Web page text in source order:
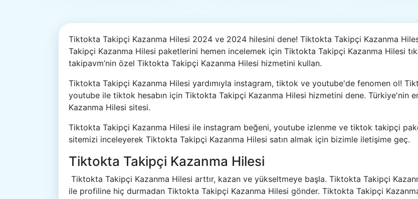
Tiktokta Takipçi Kazanma Hilesi 2024 ve 2024 hilesini dene! Tiktokta Takipçi Kazanma
Takipçi Kazanma Hilesi paketlerini hemen incelemek için Tiktokta Takipçi Kazanma Hilesi
takipavm’nin özel Tiktokta Takipçi Kazanma Hilesi hizmetini kullan.
Tiktokta Takipçi Kazanma Hilesi yardımıyla instagram, tiktok ve youtube'de fenomen ol!
youtube ile tiktok hesabın için Tiktokta Takipçi Kazanma Hilesi hizmetini dene. Türkiye'nin
Kazanma Hilesi sitesi.
Tiktokta Takipçi Kazanma Hilesi ile instagram beğeni, youtube izlenme ve tiktok takipçi
sitemizi inceleyerek Tiktokta Takipçi Kazanma Hilesi satın almak için bizimle iletişime geç.
Tiktokta Takipçi Kazanma Hilesi
Tiktokta Takipçi Kazanma Hilesi arttır, kazan ve yükseltmeye başla. Tiktokta Takipçi
ile profiline hiç durmadan Tiktokta Takipçi Kazanma Hilesi gönder. Tiktokta Takipçi